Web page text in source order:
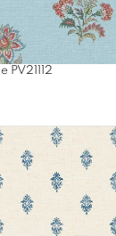
PV21112